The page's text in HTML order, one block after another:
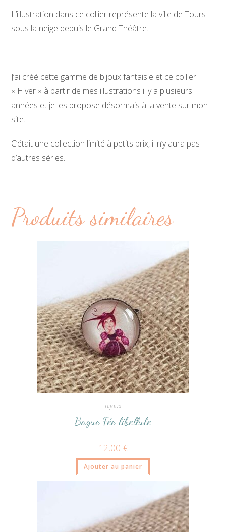
L’illustration dans ce collier représente la ville de Tours
sous la neige depuis le Grand Théâtre.
J’ai créé cette gamme de bijoux fantaisie et ce collier
« Hiver » à partir de mes illustrations il y a plusieurs
années et je les propose désormais à la vente sur mon
site.
C’était une collection limité à petits prix, il n’y aura pas
d’autres séries.
Produits similaires
Bijoux
Bague Fée libellule
12,00 €
Ajouter au panier